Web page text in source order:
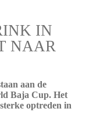
IN
NAAR
aan de
Baja Cup. Het
optreden in